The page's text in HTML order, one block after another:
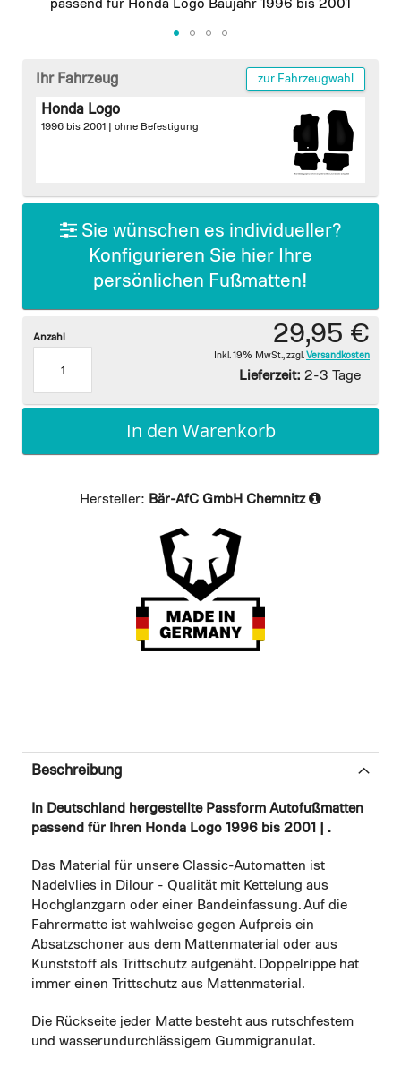
passend für Honda Logo Baujahr 1996 bis 2001
beginning
gallery
Ihr Fahrzeug zur Fahrzeugwahl
Honda Logo
1996 bis 2001 | ohne Befestigung
Sie wünschen es individueller?
Konfigurieren Sie hier Ihre
persönlichen Fußmatten!
29,95 €
Inkl. 19% MwSt. zzgl. Versandkosten
Lieferzeit: 2-3 Tage
Anzahl
In den Warenkorb
Hersteller: Bär-AfC GmbH Chemnitz
Beschreibung
In Deutschland hergestellte Passform Autofußmatten
passend für Ihren Honda Logo 1996 bis 2001 | .
Das Material für unsere Classic-Automatten ist
Nadelvlies in Dilour - Qualität mit Kettelung aus
Hochglanzgarn oder einer Bandeinfassung. Auf die
Fahrermatte ist wahlweise gegen Aufpreis ein
Absatzschoner aus dem Mattenmaterial oder aus
Kunststoff als Trittschutz aufgenäht. Doppelrippe hat
immer einen Trittschutz aus Mattenmaterial.
Die Rückseite jeder Matte besteht aus rutschfestem
und wasserundurchlässigem Gummigranulat.